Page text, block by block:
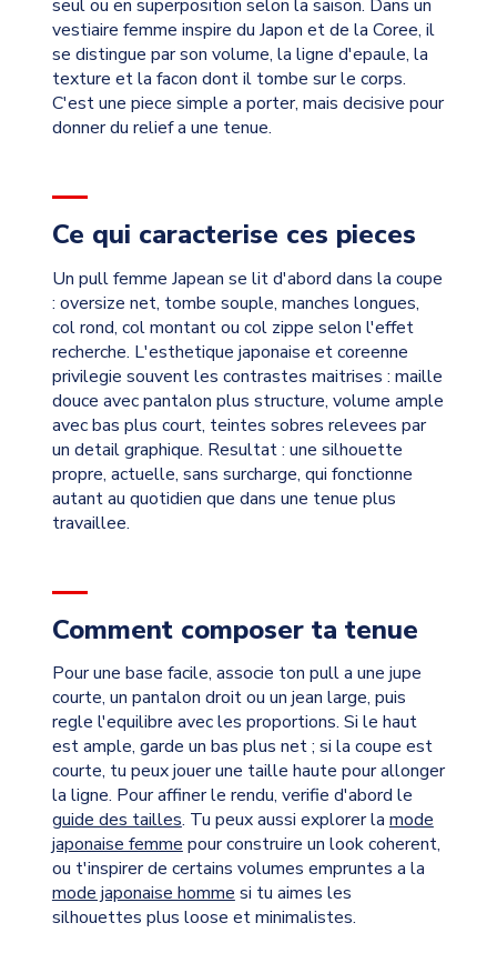
seul ou en superposition selon la saison. Dans un
vestiaire femme inspire du Japon et de la Coree, il
se distingue par son volume, la ligne d'epaule, la
texture et la facon dont il tombe sur le corps.
C'est une piece simple a porter, mais decisive pour
donner du relief a une tenue.
Ce qui caracterise ces pieces
Un pull femme Japean se lit d'abord dans la coupe
: oversize net, tombe souple, manches longues,
col rond, col montant ou col zippe selon l'effet
recherche. L'esthetique japonaise et coreenne
privilegie souvent les contrastes maitrises : maille
douce avec pantalon plus structure, volume ample
avec bas plus court, teintes sobres relevees par
un detail graphique. Resultat : une silhouette
propre, actuelle, sans surcharge, qui fonctionne
autant au quotidien que dans une tenue plus
travaillee.
Comment composer ta tenue
Pour une base facile, associe ton pull a une jupe
courte, un pantalon droit ou un jean large, puis
regle l'equilibre avec les proportions. Si le haut
est ample, garde un bas plus net ; si la coupe est
courte, tu peux jouer une taille haute pour allonger
la ligne. Pour affiner le rendu, verifie d'abord le
guide des tailles. Tu peux aussi explorer lamode
japonaise femmepour construire un look coherent,
ou t'inspirer de certains volumes empruntes a la
mode japonaise hommesi tu aimes les
silhouettes plus loose et minimalistes.